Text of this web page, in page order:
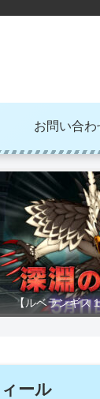
お問い合わ
【ルベランギス
ール